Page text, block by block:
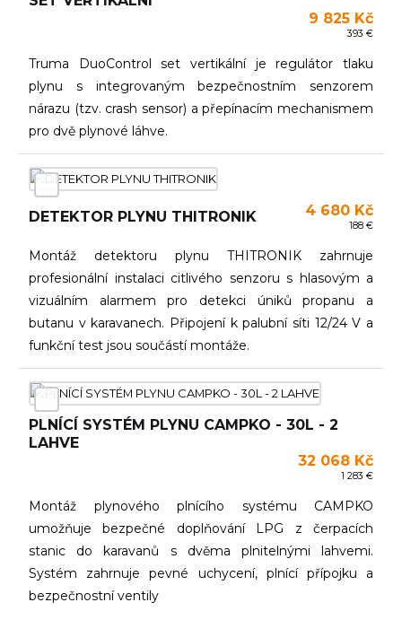
9 825 Kč
393 €
Truma DuoControl set vertikální je regulátor tlaku
plynu s integrovaným bezpečnostním senzorem
nárazu (tzv. crash sensor) a přepínacím mechanismem
pro dvě plynové láhve.
DETEKTOR PLYNU THITRONIK 4 680 Kč
188 €
Montáž detektoru plynu THITRONIK zahrnuje
profesionální instalaci citlivého senzoru s hlasovým a
vizuálním alarmem pro detekci úniků propanu a
butanu v karavanech. Připojení k palubní síti 12/24 V a
funkční test jsou součástí montáže.
PLNÍCÍ SYSTÉM PLYNU CAMPKO - 30L - 2
LAHVE
32 068 Kč
1 283 €
Montáž plynového plnícího systému CAMPKO
umožňuje bezpečné doplňování LPG z čerpacích
stanic do karavanů s dvěma plnitelnými lahvemi.
Systém zahrnuje pevné uchycení, plnící přípojku a
bezpečnostní ventily